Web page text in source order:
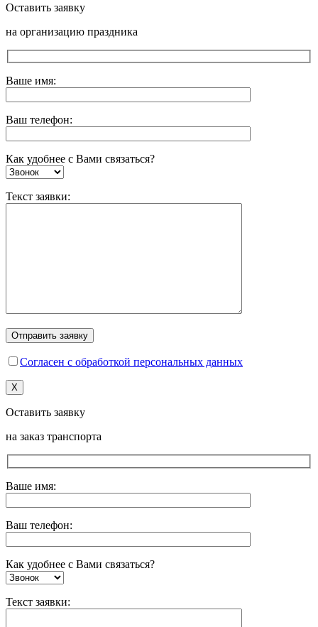
Оставить заявку
на организацию праздника
Ваше имя:
Ваш телефон:
Как удобнее с Вами связаться?
Текст заявки:
Согласен с обработкой персональных данных
X
Оставить заявку
на заказ транспорта
Ваше имя:
Ваш телефон:
Как удобнее с Вами связаться?
Текст заявки: